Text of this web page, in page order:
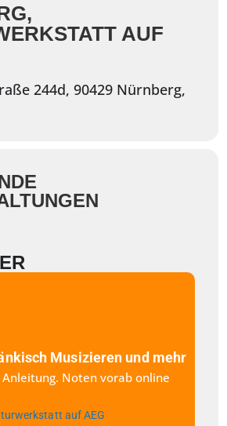
AUF
244d, 90429 Nürnberg,
Musizieren und mehr
Noten vorab online
auf AEG